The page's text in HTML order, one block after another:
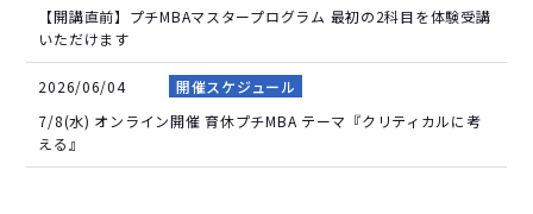
【開講直前】プチMBAマスタープログラム 最初の2科目を体験受講
いただけます
2026/06/04
開催スケジュール
7/8(水) オンライン開催 育休プチMBA テーマ『クリティカルに考
える』